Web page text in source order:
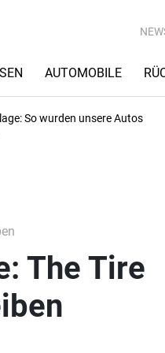
AUTOMOBILE
So wurden unsere Autos
The Tire